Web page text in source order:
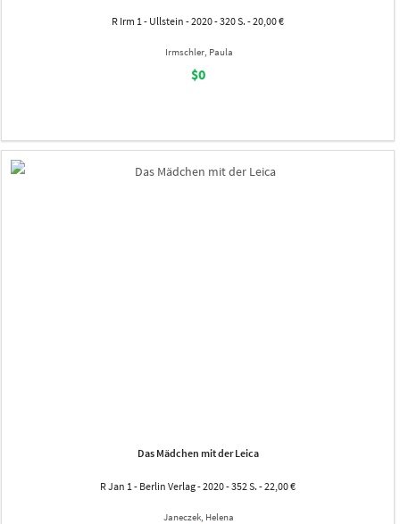
R Irm 1 - Ullstein - 2020 - 320 S. - 20,00 €
Irmschler, Paula
$0
Das Mädchen mit der Leica
R Jan 1 - Berlin Verlag - 2020 - 352 S. - 22,00 €
Janeczek, Helena